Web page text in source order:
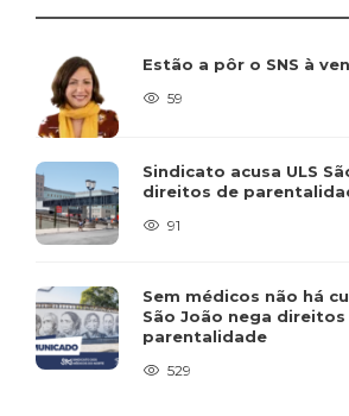
Estão a pôr o SNS à
59
Sindicato acusa ULS
direitos de
91
Sem médicos não há
São João nega direitos
parentalidade
529